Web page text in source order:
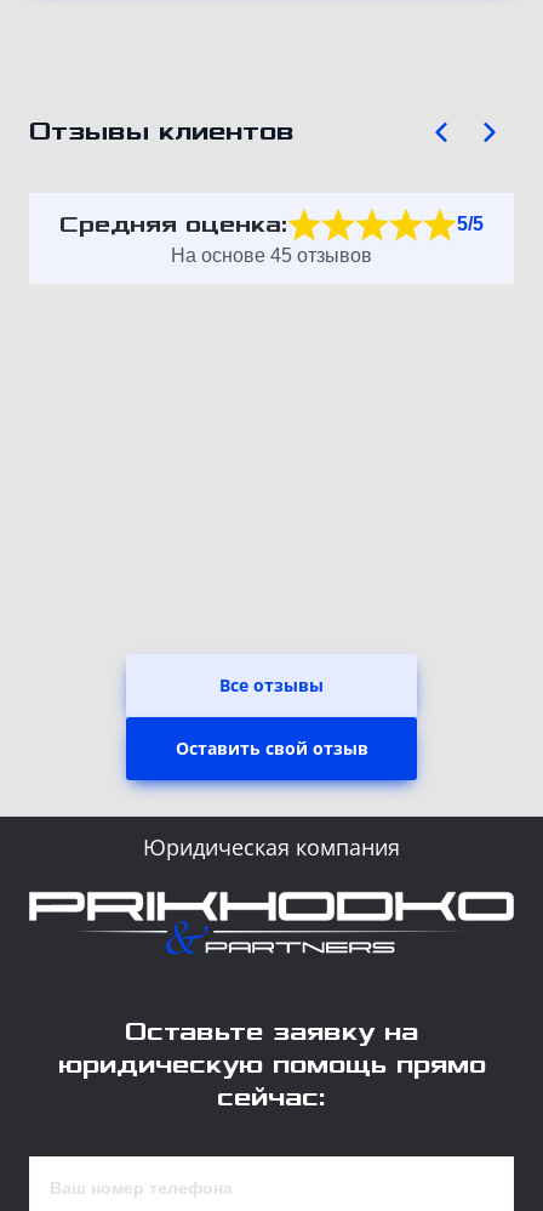
Отзывы клиентов
Средняя оценка:
5/5
На основе 45 отзывов
Все отзывы
Оставить свой отзыв
Юридическая компания
Оставьте заявку на
юридическую помощь прямо
сейчас: